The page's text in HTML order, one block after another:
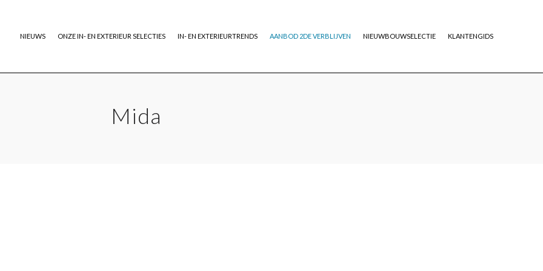
NIEUWS ONZE IN- EN EXTERIEUR SELECTIES IN- EN EXTERIEURTRENDS AANBOD 2DE VERBLIJVEN NIEUWBOUWSELECTIE KLANTENGIDS
Mida